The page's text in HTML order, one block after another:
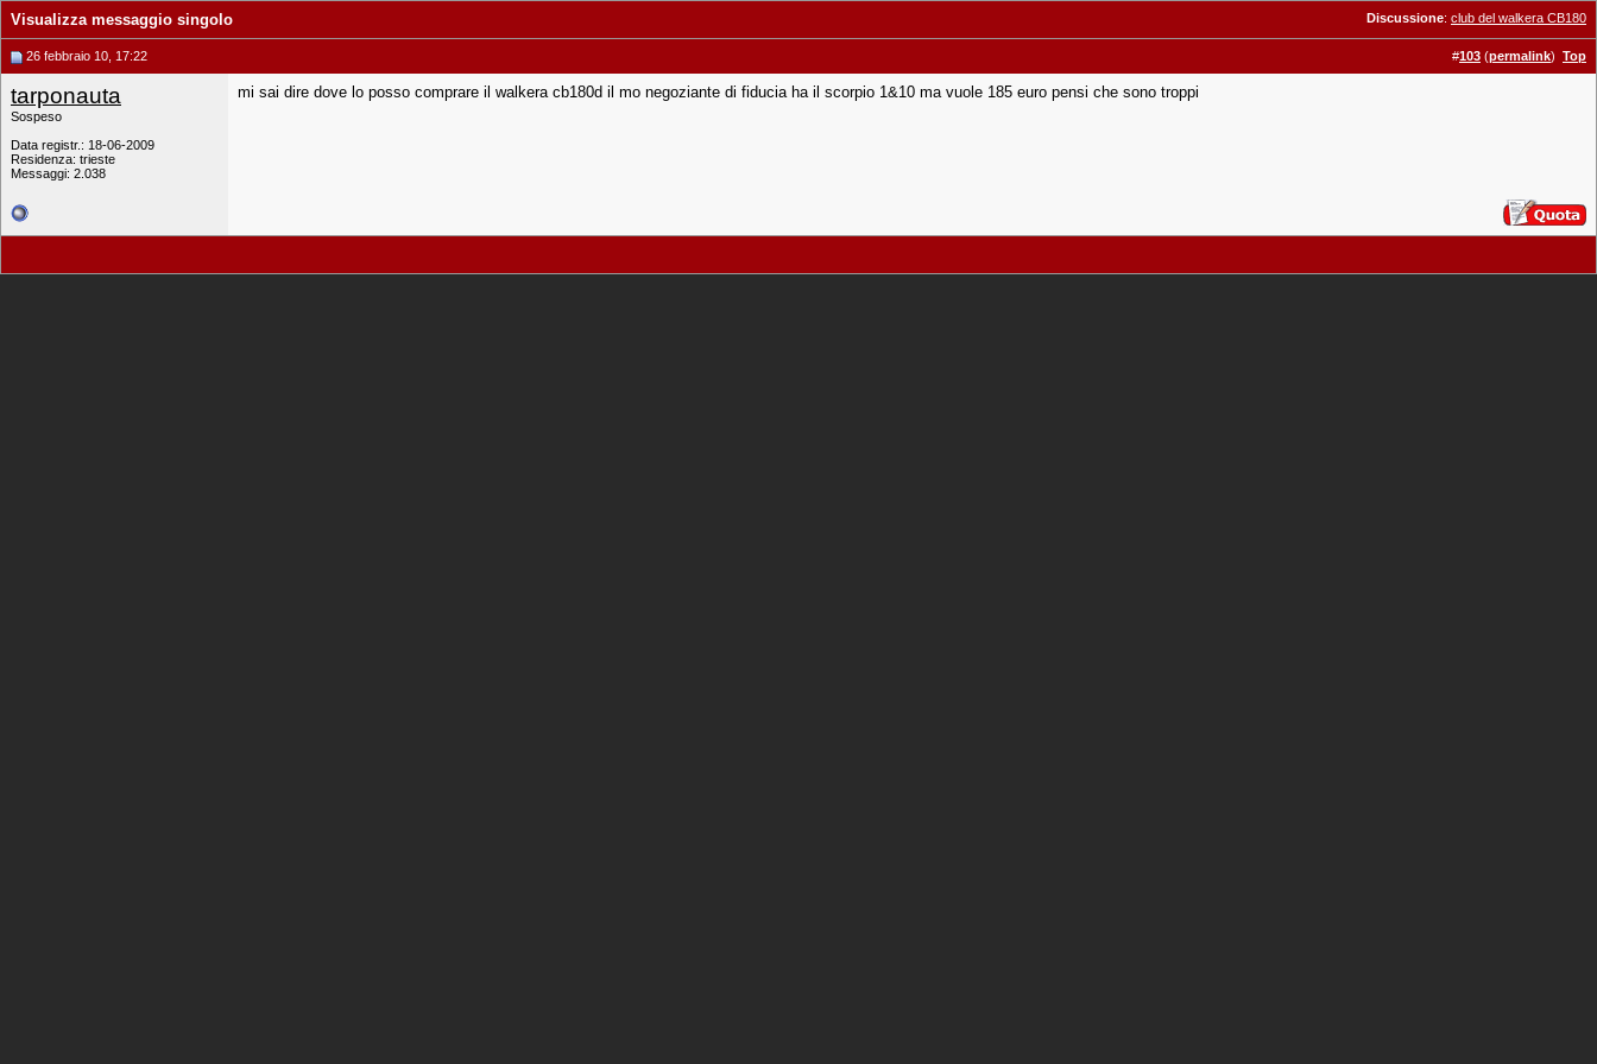
Discussione: club del walkera CB180
Visualizza messaggio singolo
26 febbraio 10, 17:22 #103 (permalink) Top
tarponauta
Sospeso
Data registr.: 18-06-2009
Residenza: trieste
Messaggi: 2.038
mi sai dire dove lo posso comprare il walkera cb180d il mo negoziante di fiducia ha il scorpio 1&10 ma vuole 185 euro pensi che sono troppi